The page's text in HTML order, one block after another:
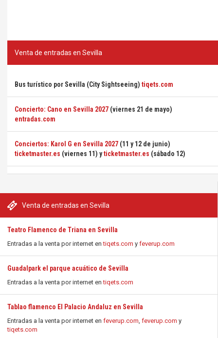
Venta de entradas en Sevilla
Teatro Flamenco de Triana en Sevilla
Entradas a la venta por internet entiqets.com y feverup.com
Guadalpark el parque acuático de Sevilla
Entradas a la venta por internet entiqets.com
Tablao flamenco El Palacio Andaluz en Sevilla
Entradas a la venta por internet en feverup.com, feverup.com y
tiqets.com
Venta de entradas en Sevilla
Bus turístico por Sevilla (City Sightseeing) tiqets.com
Concierto: Cano en Sevilla 2027 (viernes 21 de mayo)
entradas.com
Conciertos: Karol G en Sevilla 2027 (11 y 12 de junio)
ticketmaster.es (viernes 11) yticketmaster.es (sábado 12)